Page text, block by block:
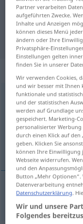
Übersetzung
Gesinnungf
Übersicht aller
(Für mehr Details die
信念
信念[shinnen]
Partner verarbeiten
aufgeführten Zwecke.
Inhalte und Anzeigen
können dieses Menü
ändern oder Ihre
Privatsphäre-
Einstellungen gelten
finden Sie in unserer
Wir verwenden Cookies,
und wir besser mit Ihnen
funktionale und
und der statistischen
werden auf Grundlage
gespeichert. Marketing-
personalisierter
durch einen Klick auf
geben. Klicken Sie
können Ihre Einwilligung
Webseite widerrufen.
und den
Button „Mehr Optionen“.
Datenverarbeitung
Datenschutzerklärung.
Wir und unsere
Folgendes